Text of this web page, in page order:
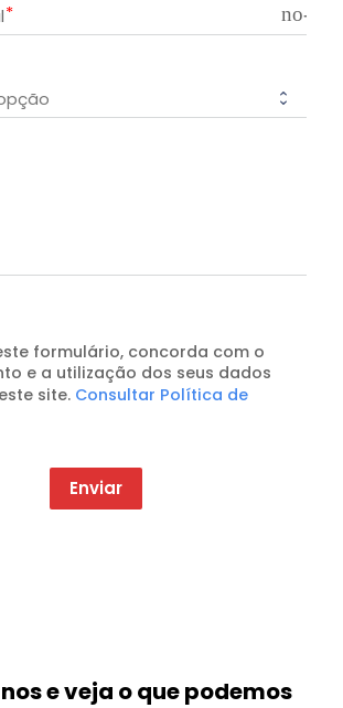
no-
formulário, concorda com o
e a utilização dos seus dados
site. Consultar Política de
Enviar
e veja o que podemos